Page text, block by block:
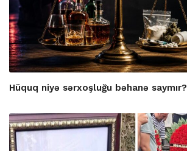
Hüquq niyə sərxoşluğu bəhanə saymır?